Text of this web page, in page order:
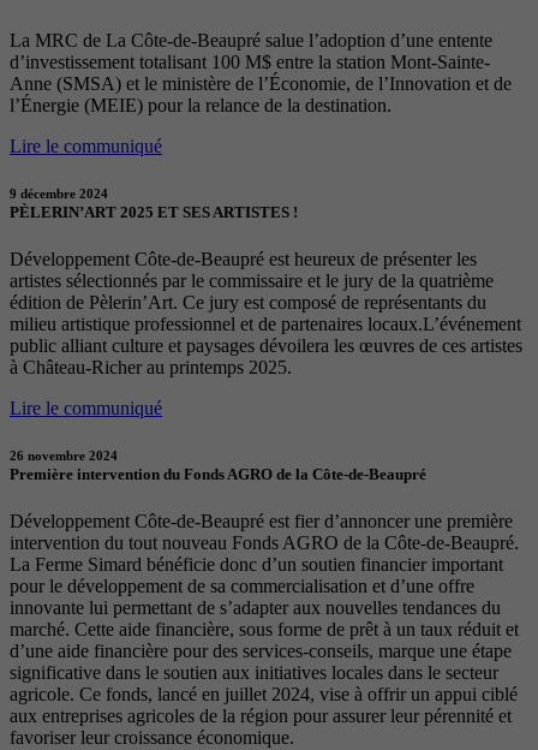
La MRC de La Côte-de-Beaupré salue l’adoption d’une entente
d’investissement totalisant 100 M$ entre la station Mont-Sainte-
Anne (SMSA) et le ministère de l’Économie, de l’Innovation et de
l’Énergie (MEIE) pour la relance de la destination.
Lire le communiqué
9 décembre 2024
PÈLERIN’ART 2025 ET SES ARTISTES !
Développement Côte-de-Beaupré est heureux de présenter les
artistes sélectionnés par le commissaire et le jury de la quatrième
édition de Pèlerin’Art. Ce jury est composé de représentants du
milieu artistique professionnel et de partenaires locaux.L’événement
public alliant culture et paysages dévoilera les œuvres de ces artistes
à Château-Richer au printemps 2025.
Lire le communiqué
26 novembre 2024
Première intervention du Fonds AGRO de la Côte-de-Beaupré
Développement Côte-de-Beaupré est fier d’annoncer une première
intervention du tout nouveau Fonds AGRO de la Côte-de-Beaupré.
La Ferme Simard bénéficie donc d’un soutien financier important
pour le développement de sa commercialisation et d’une offre
innovante lui permettant de s’adapter aux nouvelles tendances du
marché. Cette aide financière, sous forme de prêt à un taux réduit et
d’une aide financière pour des services-conseils, marque une étape
significative dans le soutien aux initiatives locales dans le secteur
agricole. Ce fonds, lancé en juillet 2024, vise à offrir un appui ciblé
aux entreprises agricoles de la région pour assurer leur pérennité et
favoriser leur croissance économique.